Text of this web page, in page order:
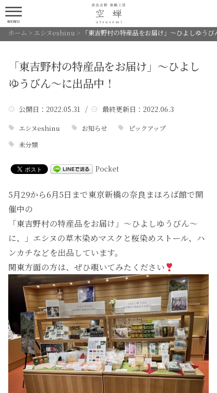
MENU
ホーム > エシヌeshinu > 「東吉野村の特産品をお届け」～ひよしゆう
「東吉野村の特産品をお届け」～ひよし
ゆうびん〜に出品中！
公開日 ：2022.05.31 / 最終更新日 ：2022.06.3
エシヌeshinu お知らせ
ピックアップ
未分類
Pocket
5月29から6月5日まで東京新橋の奈良まほろば館で開
催中の
「東吉野村の特産品をお届け」～ひよしゆうびん～
に、」エシヌの草木染めマスクと桜染めストール、ハ
ンカチなどを出品しています。
関東方面の方は、ぜひ覗いてみたください